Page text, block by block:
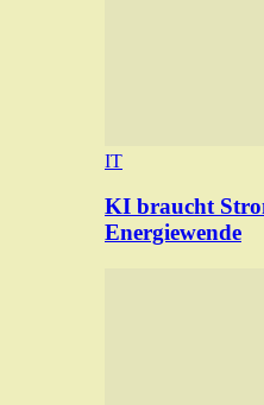
IT
KI braucht
Energiewende